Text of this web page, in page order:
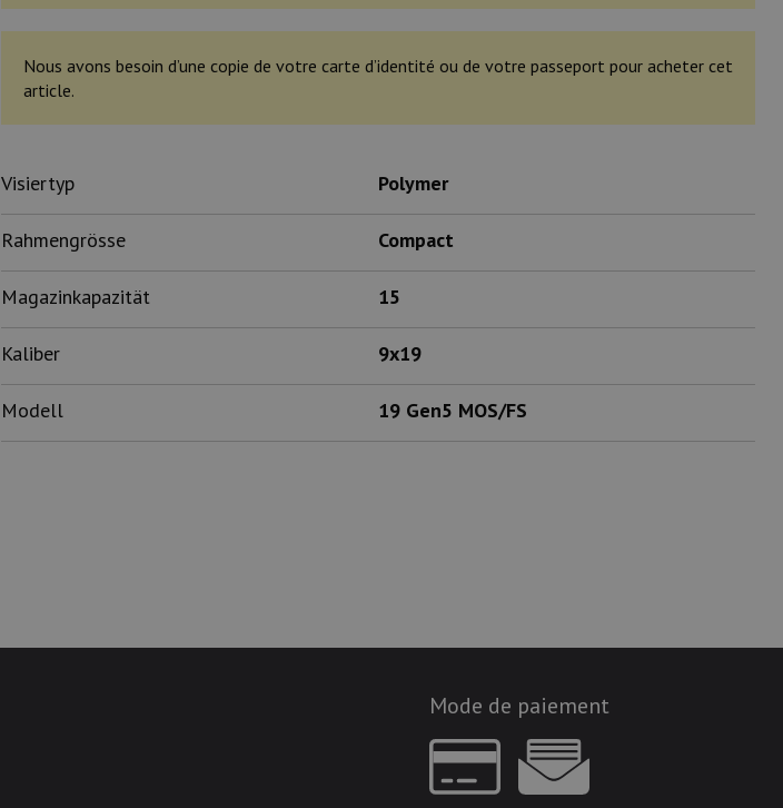
Nous avons besoin d’une copie de votre carte d’identité ou de votre passeport pour acheter cet
article.
Visiertyp Polymer
Rahmengrösse Compact
Magazinkapazität 15
Kaliber 9x19
Modell 19 Gen5 MOS/FS
Mode de paiement